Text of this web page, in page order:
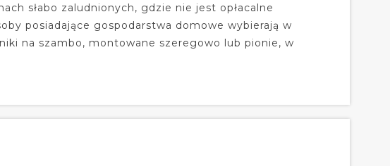
słabo zaludnionych, gdzie nie jest opłacalne
posiadające gospodarstwa domowe wybierają w
na szambo, montowane szeregowo lub pionie, w